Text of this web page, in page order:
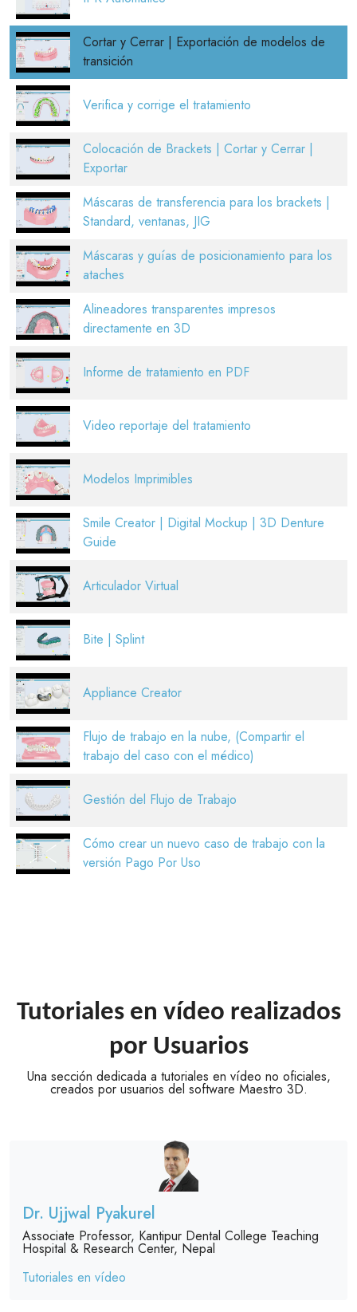
Cortar y Cerrar | Exportación de modelos de
transición
Verifica y corrige el tratamiento
Colocación de Brackets | Cortar y Cerrar |
Exportar
Máscaras de transferencia para los brackets |
Standard, ventanas, JIG
Máscaras y guías de posicionamiento para los
ataches
Alineadores transparentes impresos
directamente en 3D
Informe de tratamiento en PDF
Video reportaje del tratamiento
Modelos Imprimibles
Smile Creator | Digital Mockup | 3D Denture
Guide
Articulador Virtual
Bite | Splint
Appliance Creator
Flujo de trabajo en la nube, (Compartir el
trabajo del caso con el médico)
Gestión del Flujo de Trabajo
Cómo crear un nuevo caso de trabajo con la
versión Pago Por Uso
Tutoriales en vídeo realizados
por Usuarios
Una sección dedicada a tutoriales en vídeo no oficiales,
creados por usuarios del software Maestro 3D.
Dr. Ujjwal Pyakurel
Associate Professor, Kantipur Dental College Teaching
Hospital & Research Center, Nepal
Tutoriales en vídeo